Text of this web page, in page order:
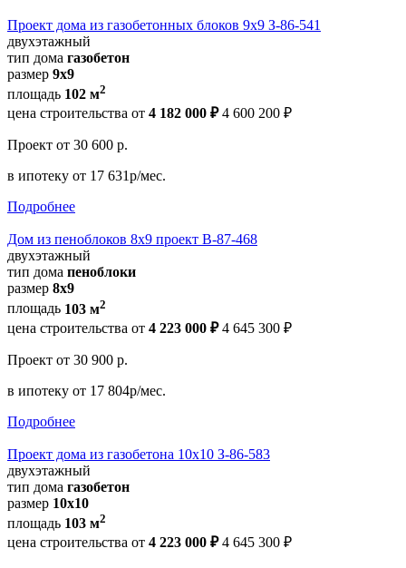
Проект дома из газобетонных блоков 9х9 З-86-541
двухэтажный
тип дома газобетон
размер 9х9
площадь 102 м2
цена строительства от 4 182 000 ₽ 4 600 200 ₽
Проект от 30 600 р.
в ипотеку от 17 631р/мес.
Подробнее
Дом из пеноблоков 8х9 проект В-87-468
двухэтажный
тип дома пеноблоки
размер 8х9
площадь 103 м2
цена строительства от 4 223 000 ₽ 4 645 300 ₽
Проект от 30 900 р.
в ипотеку от 17 804р/мес.
Подробнее
Проект дома из газобетона 10х10 З-86-583
двухэтажный
тип дома газобетон
размер 10х10
площадь 103 м2
цена строительства от 4 223 000 ₽ 4 645 300 ₽